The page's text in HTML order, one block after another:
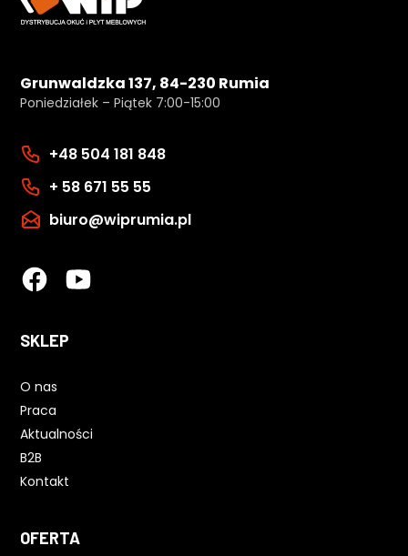
Grunwaldzka 137, 84-230 Rumia
Poniedziałek – Piątek 7:00-15:00
+48 504 181 848
+ 58 671 55 55
biuro@wiprumia.pl
SKLEP
O nas
Praca
Aktualności
B2B
Kontakt
OFERTA